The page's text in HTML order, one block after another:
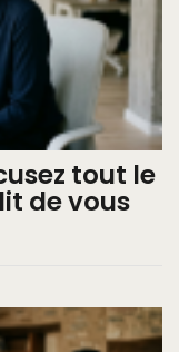
tout le
de vous